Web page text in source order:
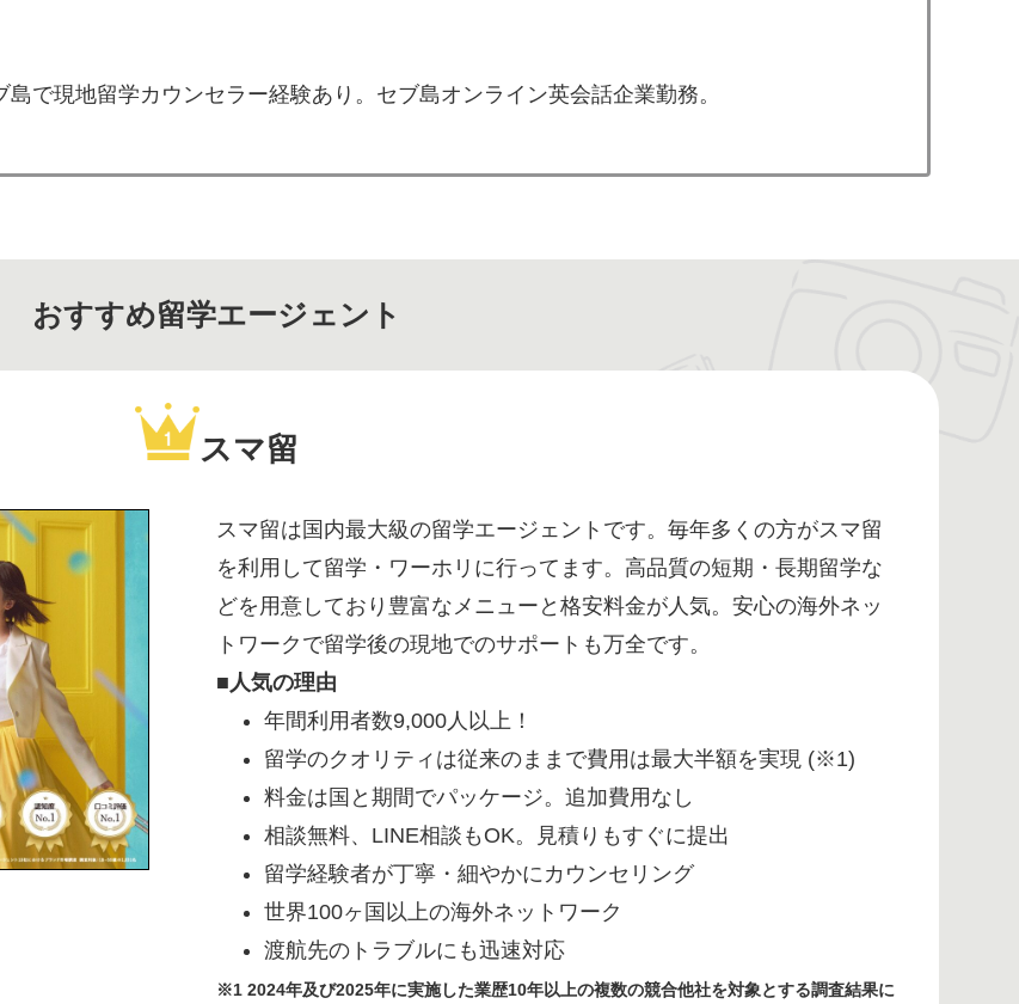
で現地留学カウンセラー経験あり。セブ島オンライン英会話企業勤務。
おすすめ留学エージェント
スマ留
スマ留は国内最大級の留学エージェントです。毎年多くの方がスマ留
を利用して留学・ワーホリに行ってます。高品質の短期・長期留学な
どを用意しており豊富なメニューと格安料金が人気。安心の海外ネッ
トワークで留学後の現地でのサポートも万全です。
■人気の理由
年間利用者数9,000人以上！
留学のクオリティは従来のままで費用は最大半額を実現 (※1)
料金は国と期間でパッケージ。追加費用なし
相談無料、LINE相談もOK。見積りもすぐに提出
留学経験者が丁寧・細やかにカウンセリング
世界100ヶ国以上の海外ネットワーク
渡航先のトラブルにも迅速対応
※1 2024年及び2025年に実施した業歴10年以上の複数の競合他社を対象とする調査結果に